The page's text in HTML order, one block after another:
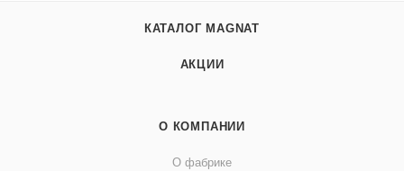
КАТАЛОГ MAGNAT
АКЦИИ
О КОМПАНИИ
О фабрике